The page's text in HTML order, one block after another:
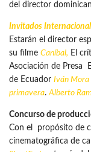
del director
Invitados
Estarán el director
su filme Caníbal, El
Asociación de Presa
de Ecuador Iván Mora
primavera.Alberto
Concurso de
Con el propósito de
cinematográfica de